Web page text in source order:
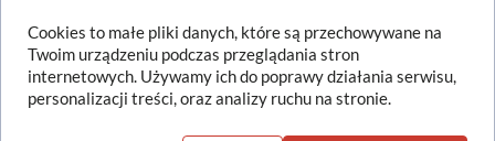
ZFŚŚ
Cookies to małe pliki danych, które są przechowywane na
Twoim urządzeniu podczas przeglądania stron
internetowych. Używamy ich do poprawy działania serwisu,
personalizacji treści, oraz analizy ruchu na stronie.